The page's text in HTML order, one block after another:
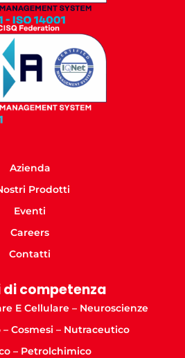
Azienda
Prodotti
Eventi
Careers
Contatti
competenza
E Cellulare – Neuroscienze
Cosmesi – Nutraceutico
– Petrolchimico